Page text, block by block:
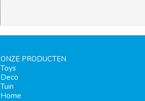
ONZE PRODUCTEN
Toys
Deco
Tuin
Home